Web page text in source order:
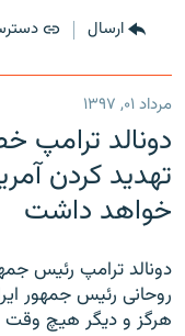
ارسال
مرداد ۰۱, ۱۳۹۷
دونالد
تهدید کردن
خواهد داشت
دونالد ترامپ رئیس
روحانی رئیس جمهور
هرگز و دیگر هیچ وقت